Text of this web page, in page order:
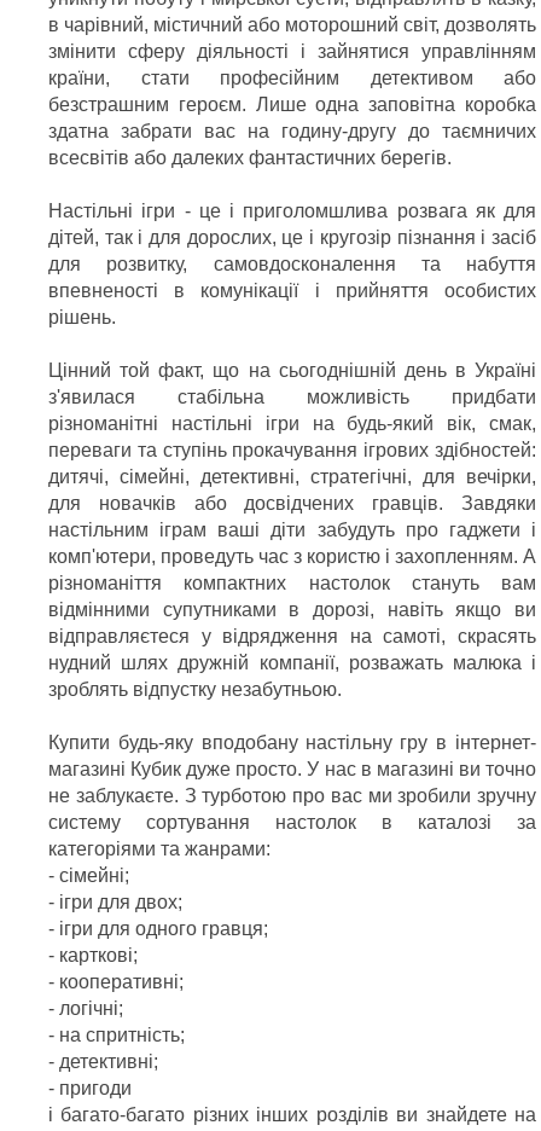
в чарівний, містичний або моторошний світ, дозволять
змінити сферу діяльності і зайнятися управлінням
країни, стати професійним детективом або
безстрашним героєм. Лише одна заповітна коробка
здатна забрати вас на годину-другу до таємничих
всесвітів або далеких фантастичних берегів.
Настільні ігри - це і приголомшлива розвага як для
дітей, так і для дорослих, це і кругозір пізнання і засіб
для розвитку, самовдосконалення та набуття
впевненості в комунікації і прийняття особистих
рішень.
Цінний той факт, що на сьогоднішній день в Україні
з'явилася стабільна можливість придбати
різноманітні настільні ігри на будь-який вік, смак,
переваги та ступінь прокачування ігрових здібностей:
дитячі, сімейні, детективні, стратегічні, для вечірки,
для новачків або досвідчених гравців. Завдяки
настільним іграм ваші діти забудуть про гаджети і
комп'ютери, проведуть час з користю і захопленням. А
різноманіття компактних настолок стануть вам
відмінними супутниками в дорозі, навіть якщо ви
відправляєтеся у відрядження на самоті, скрасять
нудний шлях дружній компанії, розважать малюка і
зроблять відпустку незабутньою.
Купити будь-яку вподобану настільну гру в інтернет-
магазині Кубик дуже просто. У нас в магазині ви точно
не заблукаєте. З турботою про вас ми зробили зручну
систему сортування настолок в каталозі за
категоріями та жанрами:
- сімейні;
- ігри для двох;
- ігри для одного гравця;
- карткові;
- кооперативні;
- логічні;
- на спритність;
- детективні;
- пригоди
і багато-багато різних інших розділів ви знайдете на